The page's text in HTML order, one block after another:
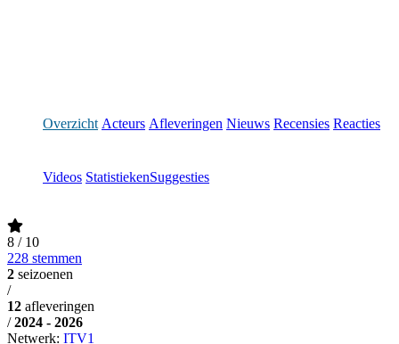
Overzicht Acteurs Afleveringen Nieuws Recensies Reacties
Videos StatistiekenSuggesties
8 / 10
228 stemmen
2 seizoenen
/
12 afleveringen
/ 2024 - 2026
Netwerk: ITV1